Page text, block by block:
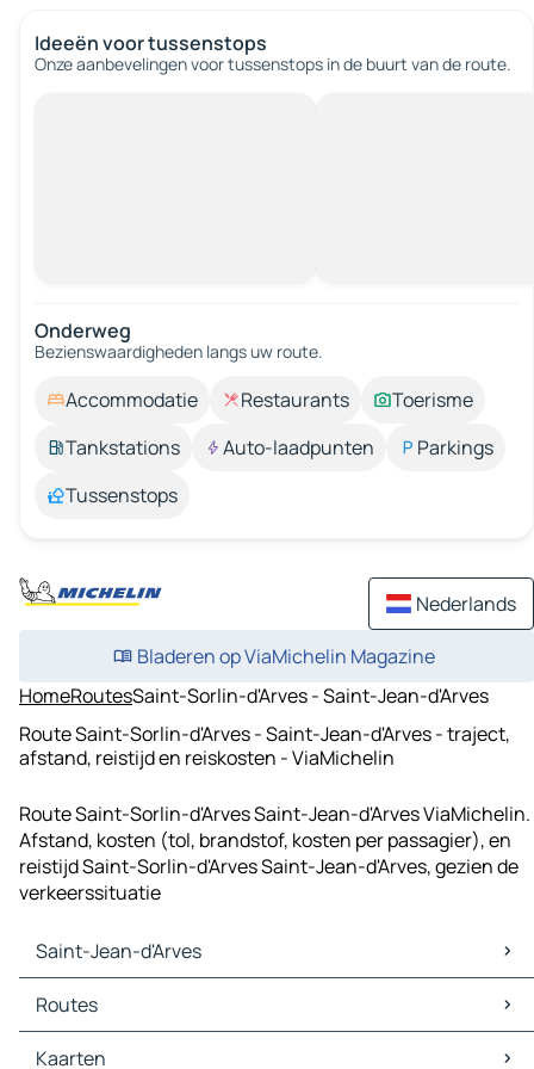
Ideeën voor tussenstops
Onze aanbevelingen voor tussenstops in de buurt van de route.
Onderweg
Bezienswaardigheden langs uw route.
Accommodatie Restaurants
Toerisme
Tankstations
Auto-laadpunten
Parkings
Tussenstops
Nederlands
Bladeren op ViaMichelin Magazine
HomeRoutesSaint-Sorlin-d'Arves - Saint-Jean-d'Arves
Route Saint-Sorlin-d'Arves - Saint-Jean-d'Arves - traject,
afstand, reistijd en reiskosten - ViaMichelin
Route Saint-Sorlin-d'Arves Saint-Jean-d'Arves ViaMichelin.
Afstand, kosten (tol, brandstof, kosten per passagier), en
reistijd Saint-Sorlin-d'Arves Saint-Jean-d'Arves, gezien de
verkeerssituatie
Saint-Jean-d'Arves
Saint-Jean-d'Arves Kaarten
Saint-Jean-d'Arves Verkeer
Saint-Jean-d'Arves Hotels
Routes
Routes Saint-Jean-d'Arves - Valloire
Kaarten